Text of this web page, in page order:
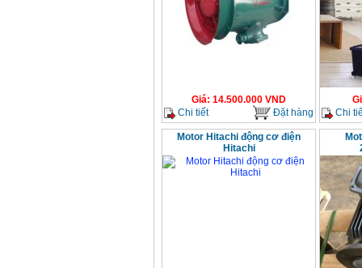
Giá: 14.500.000 VND
Chi tiết
Đặt hàng
Chi
Motor Hitachi động cơ điện
Hitachi